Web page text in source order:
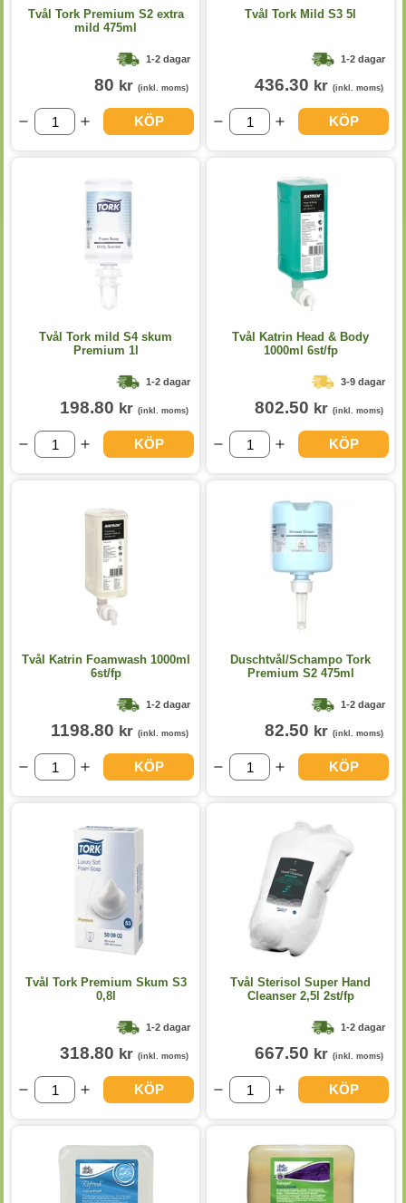
Tvål Tork Premium S2 extra
mild 475ml
1-2 dagar
80 kr (inkl. moms)
KÖP
Tvål Tork Mild S3 5l
1-2 dagar
436.30 kr (inkl. moms)
KÖP
Tvål Tork mild S4 skum
Premium 1l
1-2 dagar
198.80 kr (inkl. moms)
KÖP
Tvål Katrin Head & Body
1000ml 6st/fp
3-9 dagar
802.50 kr (inkl. moms)
KÖP
Tvål Katrin Foamwash 1000ml
6st/fp
1-2 dagar
1198.80 kr (inkl. moms)
KÖP
Duschtvål/Schampo Tork
Premium S2 475ml
1-2 dagar
82.50 kr (inkl. moms)
KÖP
Tvål Tork Premium Skum S3
0,8l
1-2 dagar
318.80 kr (inkl. moms)
KÖP
Tvål Sterisol Super Hand
Cleanser 2,5l 2st/fp
1-2 dagar
667.50 kr (inkl. moms)
KÖP